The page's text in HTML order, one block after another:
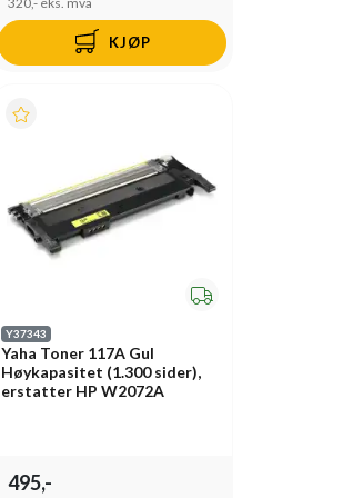
KJØP
Y37343
Yaha Toner 117A Gul
Høykapasitet (1.300 sider),
erstatter HP W2072A
495,-